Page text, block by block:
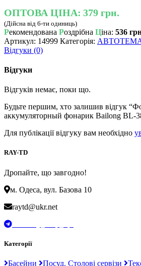
ОПТОВА ЦІНА: 379 грн.
(Дійсна від 6-ти одиниць)
Рекомендована Роздрібна Ціна: 536
Артикул: 14999 Категорія:
Відгуки (0)
Відгуки
Відгуків немає, поки що.
Будьте першим, хто залишив відгук
аккумуляторный фонарик Bailong BL-
Для публікації відгуку вам необхідно
RAY-TD
Дропайте, що завгодно!
м. Одеса, вул. Базова 10
raytd@ukr.net
Категорії
Басейни Посуд. Столові сервізи